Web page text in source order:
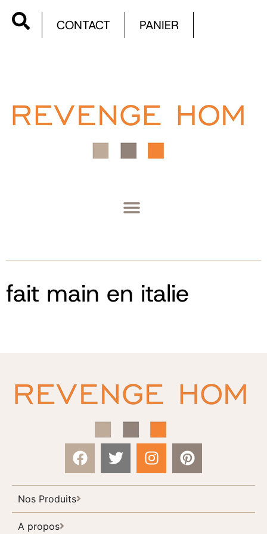
CONTACT PANIER
fait main en italie
Nos Produits
A propos